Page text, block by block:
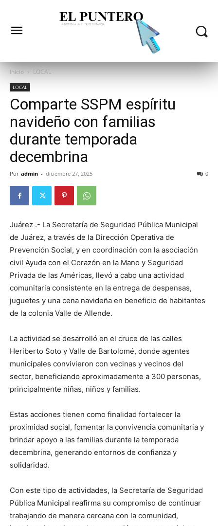
Inicio LOCAL
LOCAL
Comparte SSPM espíritu
navideño con familias
durante temporada
decembrina
Por admin - diciembre 27, 2025 0
Juárez .- La Secretaría de Seguridad Pública Municipal
de Juárez, a través de la Dirección Operativa de
Prevención Social, y en coordinación con la asociación
civil Ayuda con el Corazón en la Mano y Seguridad
Privada de las Américas, llevó a cabo una actividad
comunitaria consistente en la entrega de despensas,
juguetes y una cena navideña en beneficio de habitantes
de la colonia Valle de Allende.
La actividad se desarrolló en el cruce de las calles
Heriberto Soto y Valle de Bartolomé, donde agentes
municipales convivieron con vecinas y vecinos del
sector, beneficiando aproximadamente a 300 personas,
principalmente niñas, niños y familias.
Estas acciones tienen como finalidad fortalecer la
proximidad social, fomentar la convivencia comunitaria y
brindar apoyo a las familias durante la temporada
decembrina, generando entornos de confianza y
solidaridad.
Con este tipo de actividades, la Secretaría de Seguridad
Pública Municipal reafirma su compromiso de continuar
trabajando de manera cercana con la comunidad,